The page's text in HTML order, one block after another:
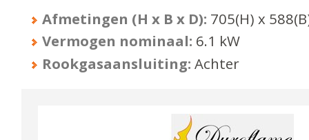
Afmetingen (H x B x D): 705(H) x 588
Vermogen nominaal: 6.1 kW
Rookgasaansluiting: Achter